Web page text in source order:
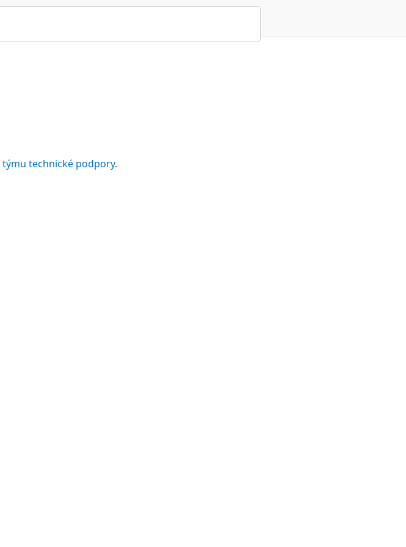
týmu technické podpory.